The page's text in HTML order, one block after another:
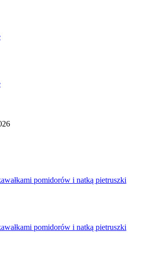
pomidorów i natką pietruszki
pomidorów i natką pietruszki